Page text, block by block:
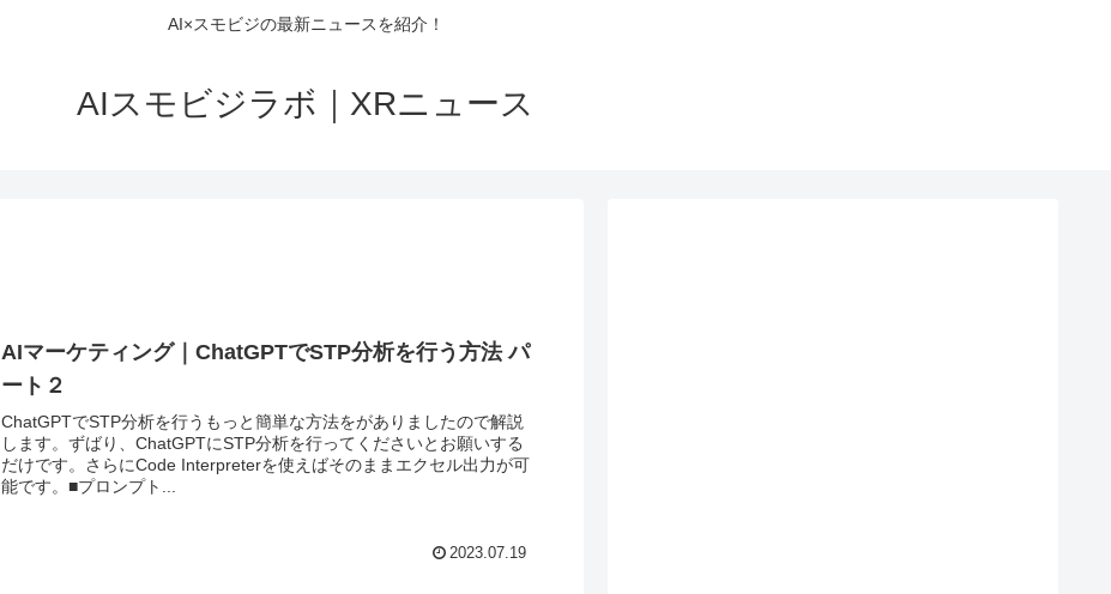
AI×スモビジの最新ニュースを紹介！
AIスモビジラボ｜XRニュース
AIマーケティング｜ChatGPTでSTP分析を行う方法 パ
ート２
ChatGPTでSTP分析を行うもっと簡単な方法をがありましたので解説
します。ずばり、ChatGPTにSTP分析を行ってくださいとお願いする
だけです。さらにCode Interpreterを使えばそのままエクセル出力が可
能です。■プロンプト...
2023.07.19